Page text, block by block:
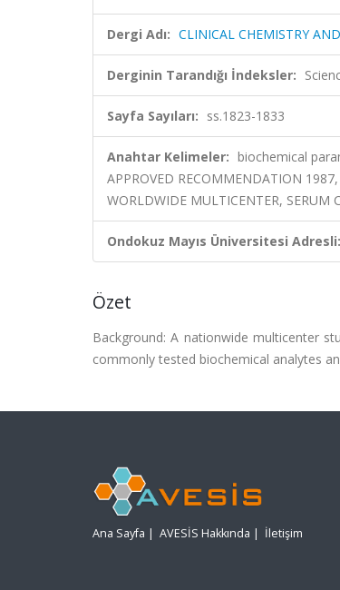
Dergi Adı: CLINICAL CHEMISTRY
Derginin Tarandığı İndeksler:
Sayfa Sayıları: ss.1823-1833
Anahtar Kelimeler: biochemical
APPROVED RECOMMENDATION 1987,
WORLDWIDE MULTICENTER, SERUM
Ondokuz Mayıs Üniversitesi Adresli:
Özet
Background: A nationwide multicenter
commonly tested biochemical analytes
Ana Sayfa | AVESİS Hakkında | İletişim